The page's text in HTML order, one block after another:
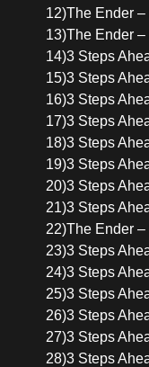
12)The Ender
13)The Ender
14)3 Steps
15)3 Steps
16)3 Steps
17)3 Steps
18)3 Steps
19)3 Steps
20)3 Steps
21)3 Steps
22)The Ender
23)3 Steps
24)3 Steps
25)3 Steps
26)3 Steps
27)3 Steps
28)3 Steps